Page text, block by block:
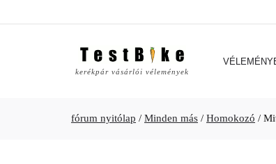
kerékpár vásárlói vélemények
fórum nyitólap / Minden más / Homokozó /